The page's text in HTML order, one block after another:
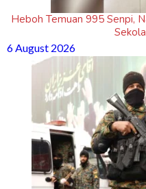
Heboh Temuan 995 Senpi,
6 August 2026